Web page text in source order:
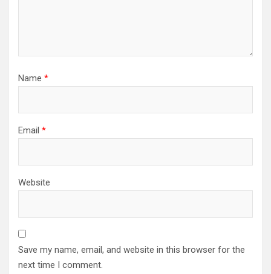
Name *
Email *
Website
Save my name, email, and website in this browser for the
next time I comment.